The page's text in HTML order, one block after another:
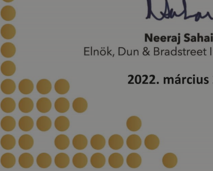
_gid
Ezt a sütit a Google Analytics állítja
és az oldalmegtekintések számlálására
Név
_fbp
Platform
.delego.hu
NID
.google.com
6 hónap 3
nap
Ezt a cookie-t a
elősegítse az
megjelenítését más
_gat_gtag_UA_175807850_1
.delego.hu
59
másodperc
Ez a cookie a Google
(fojtószelep kérési arány).
Név Szolgáltató / Domain
wpglobus-language-old
wpglobus-language
delego.hu
cookie_notice_accepted